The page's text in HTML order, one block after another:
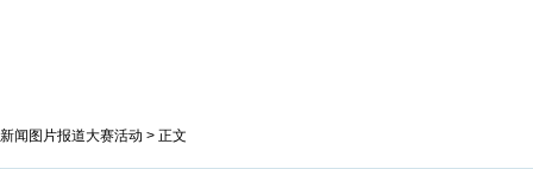
新闻图片报道大赛活动 > 正文